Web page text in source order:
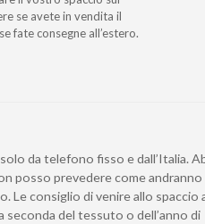
se avete in vendita il
fate consegne all’estero.
da telefono fisso e dall’Italia.
posso prevedere come andranno
Le consiglio di venire allo spaccio
seconda del tessuto o dell’anno di